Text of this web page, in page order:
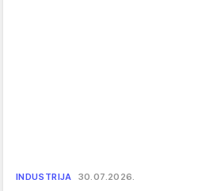
INDUSTRIJA 30.07.2026.